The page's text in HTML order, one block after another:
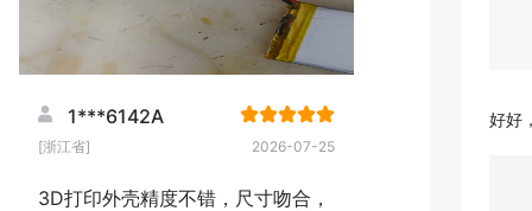
1***6142A
[浙江省] 2026-07-25
3D打印外壳精度不错，尺寸吻合，
好好